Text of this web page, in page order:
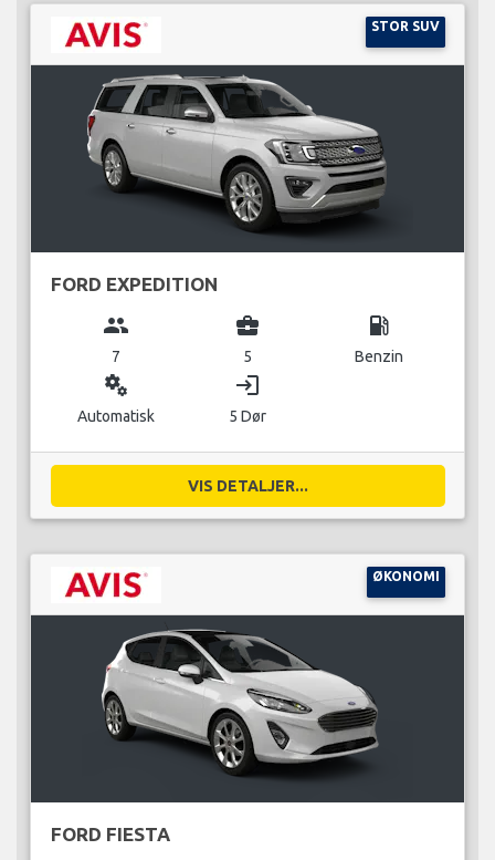
STOR SUV
FORD EXPEDITION
group
7
business_center
5
local_gas_station
Benzin
miscellaneous_services
Automatisk
login
5 Dør
VIS DETALJER...
ØKONOMI
FORD FIESTA